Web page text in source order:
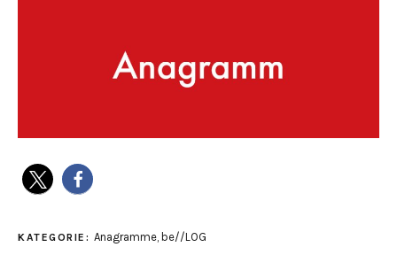
KATEGORIE: Anagramme, be//LOG